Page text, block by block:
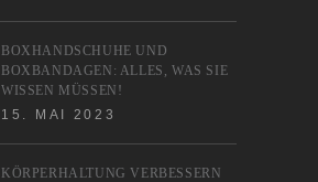
BOXHANDSCHUHE UND
BOXBANDAGEN: ALLES, WAS SIE
WISSEN MÜSSEN!
15. MAI 2023
KÖRPERHALTUNG VERBESSERN